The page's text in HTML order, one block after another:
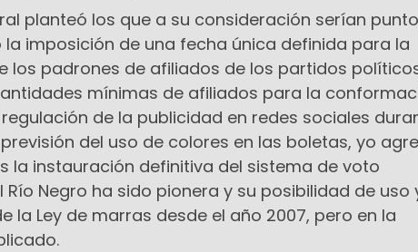
planteó los que a su consideración serían
imposición de una fecha única definida para la
los padrones de afiliados de los partidos
mínimas de afiliados para la
de la publicidad en redes sociales
del uso de colores en las boletas, yo
la instauración definitiva del sistema de voto
Negro ha sido pionera y su posibilidad de uso
la Ley de marras desde el año 2007, pero en la